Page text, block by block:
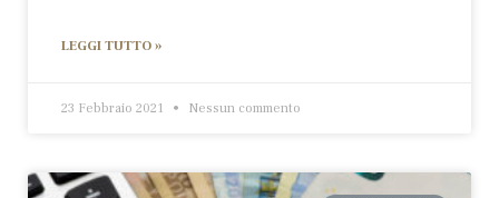
LEGGI TUTTO »
23 Febbraio 2021 Nessun commento